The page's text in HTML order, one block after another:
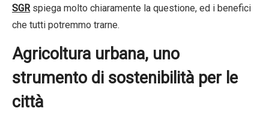
SGRspiega molto chiaramente la questione, ed i benefici
che tutti potremmo trarne.
Agricoltura urbana, uno
strumento di sostenibilità per le
città